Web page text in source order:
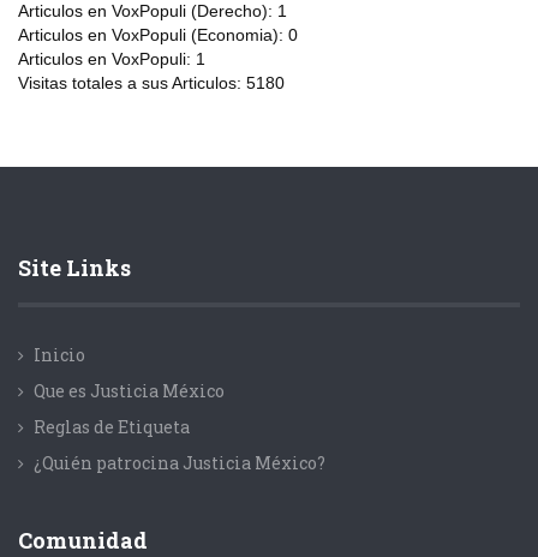
Articulos en VoxPopuli (Derecho): 1
Articulos en VoxPopuli (Economia): 0
Articulos en VoxPopuli: 1
Visitas totales a sus Articulos: 5180
Site Links
Inicio
Que es Justicia México
Reglas de Etiqueta
¿Quién patrocina Justicia México?
Comunidad